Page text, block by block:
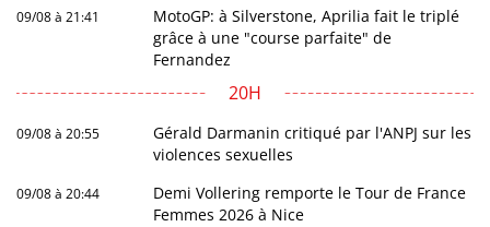
09/08 à 21:41
MotoGP: à Silverstone, Aprilia fait le triplé
grâce à une "course parfaite" de
Fernandez
20H
09/08 à 20:55
Gérald Darmanin critiqué par l'ANPJ sur les
violences sexuelles
09/08 à 20:44
Demi Vollering remporte le Tour de France
Femmes 2026 à Nice